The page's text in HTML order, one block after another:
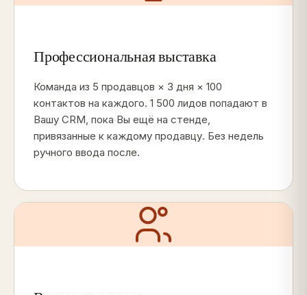
Профессиональная выставка
Команда из 5 продавцов × 3 дня × 100
контактов на каждого. 1 500 лидов попадают в
Вашу CRM, пока Вы ещё на стенде,
привязанные к каждому продавцу. Без недель
ручного ввода после.